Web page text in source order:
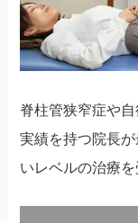
脊柱管狭窄症や
実績を持つ院長
いレベルの治療を